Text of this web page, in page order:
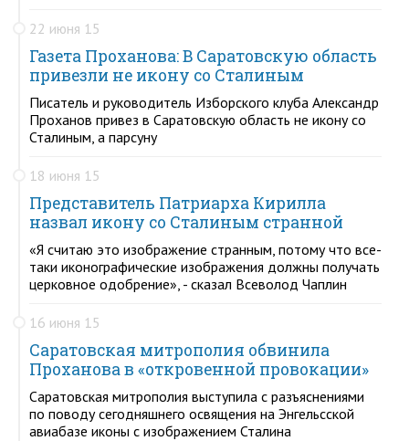
22 июня 15
Газета Проханова: В Саратовскую область
привезли не икону со Сталиным
Писатель и руководитель Изборского клуба Александр
Проханов привез в Саратовскую область не икону со
Сталиным, а парсуну
18 июня 15
Представитель Патриарха Кирилла
назвал икону со Сталиным странной
«Я считаю это изображение странным, потому что все-
таки иконографические изображения должны получать
церковное одобрение», - сказал Всеволод Чаплин
16 июня 15
Саратовская митрополия обвинила
Проханова в «откровенной провокации»
Саратовская митрополия выступила с разъяснениями
по поводу сегодняшнего освящения на Энгельсской
авиабазе иконы с изображением Сталина